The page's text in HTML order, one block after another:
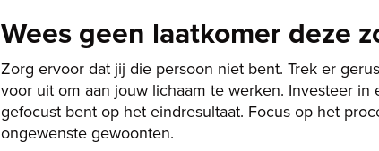
Wees geen laatkomer deze
Zorg ervoor dat jij die persoon niet bent. Trek er
voor uit om aan jouw lichaam te werken. Investeer
gefocust bent op het eindresultaat. Focus op het
ongewenste gewoonten.